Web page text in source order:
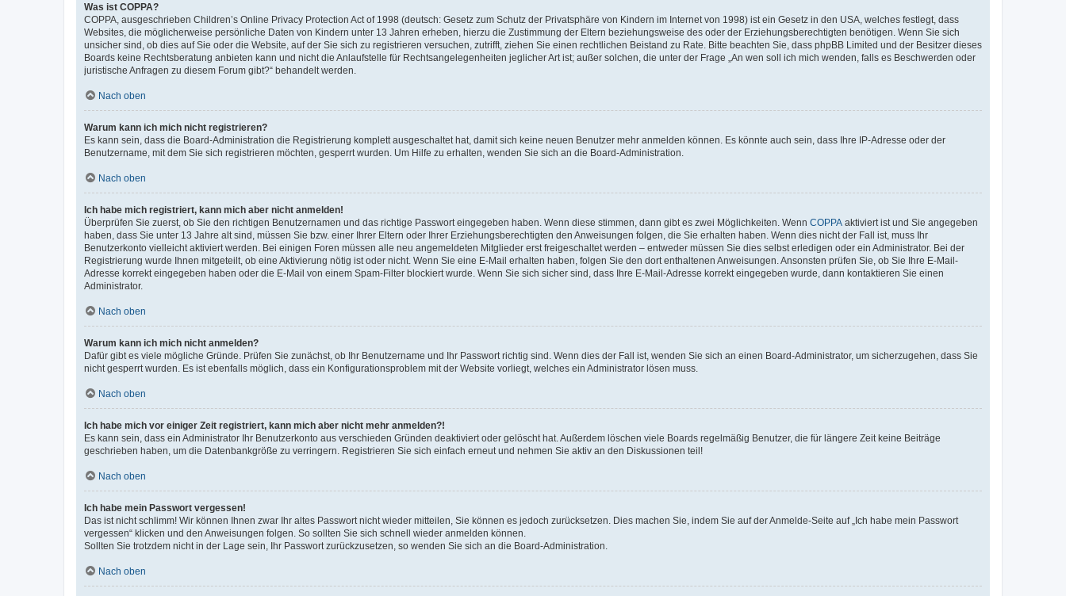
Was ist COPPA?
COPPA, ausgeschrieben Children’s Online Privacy Protection Act of 1998 (deutsch: Gesetz zum Schutz der Privatsphäre von Kindern im Internet von 1998) ist ein Gesetz in den USA, welches festlegt, dass
Websites, die möglicherweise persönliche Daten von Kindern unter 13 Jahren erheben, hierzu die Zustimmung der Eltern beziehungsweise des oder der Erziehungsberechtigten benötigen. Wenn Sie sich
unsicher sind, ob dies auf Sie oder die Website, auf der Sie sich zu registrieren versuchen, zutrifft, ziehen Sie einen rechtlichen Beistand zu Rate. Bitte beachten Sie, dass phpBB Limited und der Besitzer dieses
Boards keine Rechtsberatung anbieten kann und nicht die Anlaufstelle für Rechtsangelegenheiten jeglicher Art ist; außer solchen, die unter der Frage „An wen soll ich mich wenden, falls es Beschwerden oder
juristische Anfragen zu diesem Forum gibt?“ behandelt werden.
Nach oben
Warum kann ich mich nicht registrieren?
Es kann sein, dass die Board-Administration die Registrierung komplett ausgeschaltet hat, damit sich keine neuen Benutzer mehr anmelden können. Es könnte auch sein, dass Ihre IP-Adresse oder der
Benutzername, mit dem Sie sich registrieren möchten, gesperrt wurden. Um Hilfe zu erhalten, wenden Sie sich an die Board-Administration.
Nach oben
Ich habe mich registriert, kann mich aber nicht anmelden!
Überprüfen Sie zuerst, ob Sie den richtigen Benutzernamen und das richtige Passwort eingegeben haben. Wenn diese stimmen, dann gibt es zwei Möglichkeiten. Wenn COPPA aktiviert ist und Sie angegeben
haben, dass Sie unter 13 Jahre alt sind, müssen Sie bzw. einer Ihrer Eltern oder Ihrer Erziehungsberechtigten den Anweisungen folgen, die Sie erhalten haben. Wenn dies nicht der Fall ist, muss Ihr
Benutzerkonto vielleicht aktiviert werden. Bei einigen Foren müssen alle neu angemeldeten Mitglieder erst freigeschaltet werden – entweder müssen Sie dies selbst erledigen oder ein Administrator. Bei der
Registrierung wurde Ihnen mitgeteilt, ob eine Aktivierung nötig ist oder nicht. Wenn Sie eine E-Mail erhalten haben, folgen Sie den dort enthaltenen Anweisungen. Ansonsten prüfen Sie, ob Sie Ihre E-Mail-
Adresse korrekt eingegeben haben oder die E-Mail von einem Spam-Filter blockiert wurde. Wenn Sie sich sicher sind, dass Ihre E-Mail-Adresse korrekt eingegeben wurde, dann kontaktieren Sie einen
Administrator.
Nach oben
Warum kann ich mich nicht anmelden?
Dafür gibt es viele mögliche Gründe. Prüfen Sie zunächst, ob Ihr Benutzername und Ihr Passwort richtig sind. Wenn dies der Fall ist, wenden Sie sich an einen Board-Administrator, um sicherzugehen, dass Sie
nicht gesperrt wurden. Es ist ebenfalls möglich, dass ein Konfigurationsproblem mit der Website vorliegt, welches ein Administrator lösen muss.
Nach oben
Ich habe mich vor einiger Zeit registriert, kann mich aber nicht mehr anmelden?!
Es kann sein, dass ein Administrator Ihr Benutzerkonto aus verschieden Gründen deaktiviert oder gelöscht hat. Außerdem löschen viele Boards regelmäßig Benutzer, die für längere Zeit keine Beiträge
geschrieben haben, um die Datenbankgröße zu verringern. Registrieren Sie sich einfach erneut und nehmen Sie aktiv an den Diskussionen teil!
Nach oben
Ich habe mein Passwort vergessen!
Das ist nicht schlimm! Wir können Ihnen zwar Ihr altes Passwort nicht wieder mitteilen, Sie können es jedoch zurücksetzen. Dies machen Sie, indem Sie auf der Anmelde-Seite auf „Ich habe mein Passwort
vergessen“ klicken und den Anweisungen folgen. So sollten Sie sich schnell wieder anmelden können.
Sollten Sie trotzdem nicht in der Lage sein, Ihr Passwort zurückzusetzen, so wenden Sie sich an die Board-Administration.
Nach oben